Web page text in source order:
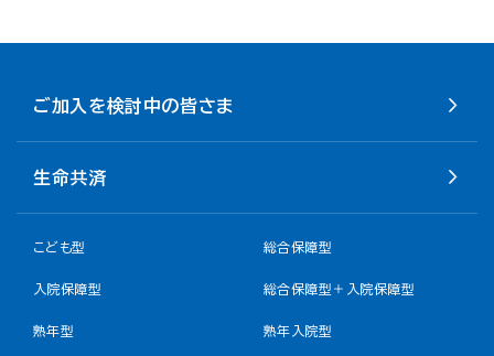
ご加入を検討中の皆さま
生命共済
こども型 総合保障型
入院保障型 総合保障型＋入院保障型
熟年型 熟年入院型